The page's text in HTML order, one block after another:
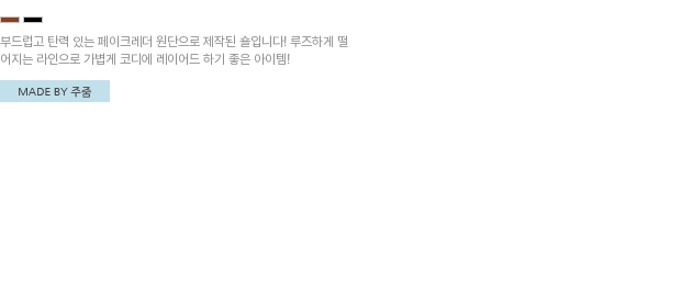
부드럽고 탄력 있는 페이크레더 원단으로 제작된 숄입니다! 루즈하게 떨
어지는 라인으로 가볍게 코디에 레이어드 하기 좋은 아이템!